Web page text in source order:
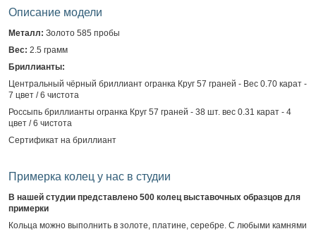
Описание модели
Металл: Золото 585 пробы
Вес: 2.5 грамм
Бриллианты:
Центральный чёрный бриллиант огранка Круг 57 граней - Вес 0.70 карат -
7 цвет / 6 чистота
Россыпь бриллианты огранка Круг 57 граней - 38 шт. вес 0.31 карат - 4
цвет / 6 чистота
Сертификат на бриллиант
Примерка колец у нас в студии
В нашей студии представлено 500 колец выставочных образцов для
примерки
Кольца можно выполнить в золоте, платине, серебре. С любыми камнями